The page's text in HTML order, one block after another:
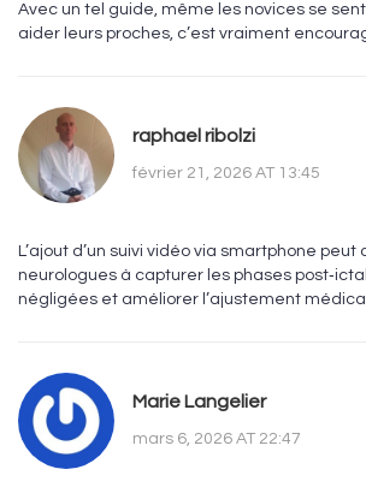
Avec un tel guide, même les novices se
aider leurs proches, c’est vraiment
raphael ribolzi
février 21, 2026 AT 13:45
L’ajout d’un suivi vidéo via smartphone peut
neurologues à capturer les phases
négligées et améliorer l’ajustement
Marie Langelier
mars 6, 2026 AT 22:47